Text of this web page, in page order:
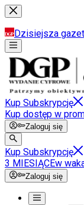
Dzisiejsza
Kup Subskrypcję
Kup dostęp w
Zaloguj się
Kup Subskrypcję
3 MIESIĄCEw
Zaloguj się